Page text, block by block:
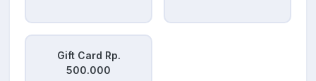
Gift Card Rp.
500.000